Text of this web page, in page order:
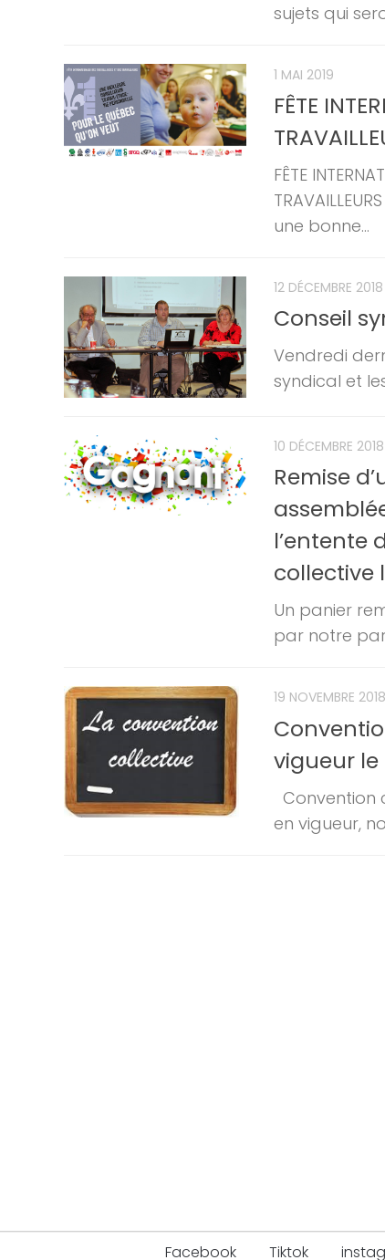
sujets qui
1 MAI 2019
FÊTE
FÊTE
une bonne...
12 DÉCEMBRE 2018
Conseil
Vendredi
syndical et
10 DÉCEMBRE 2018
Remise
l’entente
collective
Un panier
par notre
19 NOVEMBRE 2018
vigueur le
Convention
en vigueur,
Facebook Tiktok